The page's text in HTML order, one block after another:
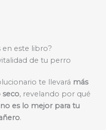
en este libro?
de tu perro
te llevará más
seco, revelando por qué
no es lo mejor para tu
.